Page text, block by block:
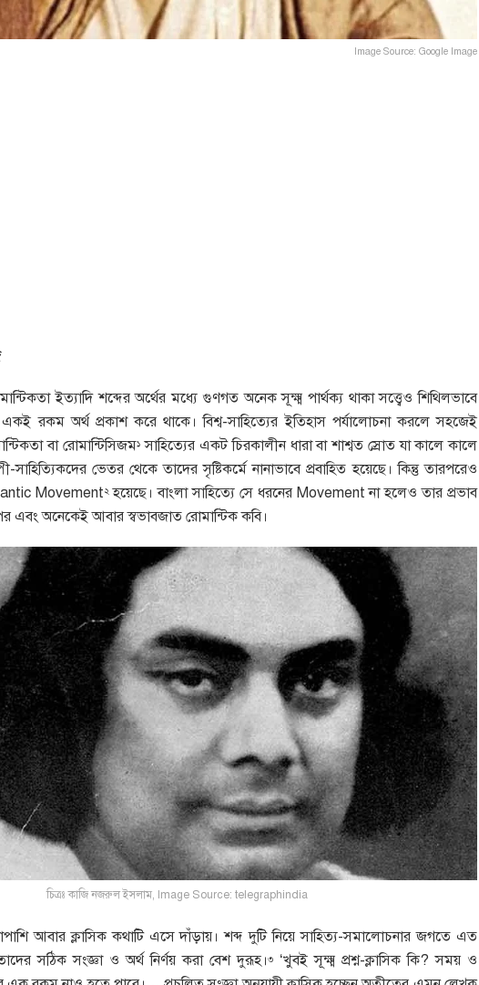
Image Source: Google Image
ইত্যাদি শব্দের অর্থের মধ্যে গুণগত অনেক সূক্ষ্ম পার্থক্য থাকা সত্ত্বেও শিথিলভাবে
একই রকম অর্থ প্রকাশ করে থাকে। বিশ্ব-সাহিত্যের ইতিহাস পর্যালোচনা করলে সহজেই
বা রোমান্টিসিজম১ সাহিত্যের একট চিরকালীন ধারা বা শাশ্বত স্রোত যা কালে কালে
সাহিত্যিকদের ভেতর থেকে তাদের সৃষ্টিকর্মে নানাভাবে প্রবাহিত হয়েছে। কিন্তু তারপরেও
Movement২হয়েছে। বাংলা সাহিত্যে সে ধরনের Movement না হলেও তার প্রভাব
এবং অনেকেই আবার স্বভাবজাত রোমান্টিক কবি।
চিত্রঃ কাজি নজরুল ইসলাম, Image Source: telegraphindia
আবার ক্লাসিক কথাটি এসে দাঁড়ায়। শব্দ দুটি নিয়ে সাহিত্য-সমালোচনার জগতে এত
সঠিক সংজ্ঞা ও অর্থ নির্ণয় করা বেশ দুরূহ।৩
‘খুবই সূক্ষ্ম প্রশ্ন-ক্লাসিক কি? সময় ও